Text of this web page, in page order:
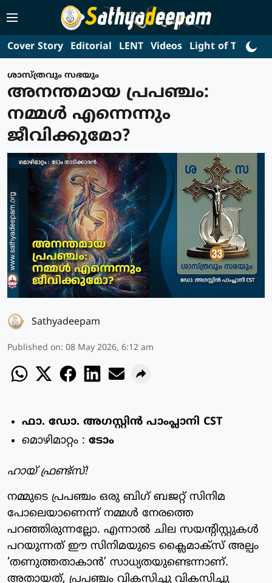
Cover Story Editorial LENT Videos Light of Truth
ശാസ്ത്രവും സഭയും
അനന്തമായ പ്രപഞ്ചം:
നമ്മൾ എന്നെന്നും
ജീവിക്കുമോ?
Sathyadeepam
Published on: 08 May 2026, 6:12 am
ഫാ. ഡോ. അഗസ്റ്റിൻ പാംപ്ലാനി CST
മൊഴിമാറ്റം : ടോം
ഹായ് ഫ്രണ്ട്‌സ്!
നമ്മുടെ പ്രപഞ്ചം ഒരു ബിഗ് ബജറ്റ് സിനിമ
പോലെയാണെന്ന് നമ്മൾ നേരത്തെ
പറഞ്ഞിരുന്നല്ലോ. എന്നാൽ ചില സയന്റിസ്റ്റുകൾ
പറയുന്നത് ഈ സിനിമയുടെ ക്ലൈമാക്സ് അല്പം
‘തണുത്തതാകാൻ’ സാധ്യതയുണ്ടെന്നാണ്.
അതായത്, പ്രപഞ്ചം വികസിച്ചു വികസിച്ചു